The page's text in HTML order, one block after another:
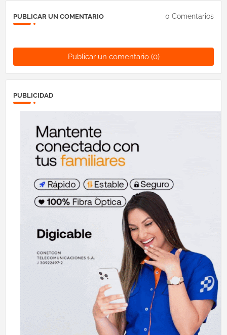
PUBLICAR UN COMENTARIO 0 Comentarios
Publicar un comentario (0)
PUBLICIDAD